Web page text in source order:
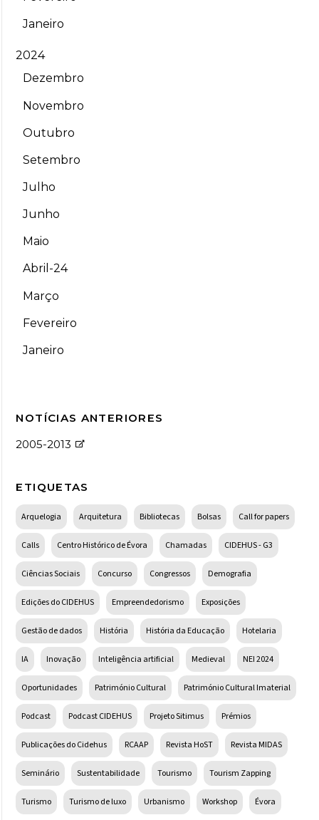
Janeiro
2024
Dezembro
Novembro
Outubro
Setembro
Julho
Junho
Maio
Abril-24
Março
Fevereiro
Janeiro
NOTÍCIAS ANTERIORES
2005-2013
ETIQUETAS
Arquelogia Arquitetura Bibliotecas Bolsas Call for papers
Calls Centro Histórico de Évora Chamadas CIDEHUS - G3
Ciências Sociais Concurso Congressos Demografia
Edições do CIDEHUS Empreendedorismo Exposições
Gestão de dados História História da Educação Hotelaria
IA Inovação Inteligência artificial Medieval NEI 2024
Oportunidades Património Cultural Património Cultural Imaterial
Podcast Podcast CIDEHUS Projeto Sitimus Prémios
Publicações do Cidehus RCAAP Revista HoST Revista MIDAS
Seminário Sustentabilidade Tourismo Tourism Zapping
Turismo Turismo de luxo Urbanismo Workshop Évora